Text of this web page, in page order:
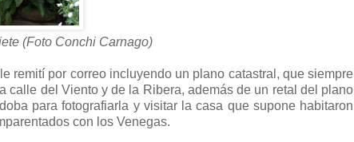
(Foto Conchi Carnago)
remití por correo incluyendo un plano catastral, que siempre
calle del Viento y de la Ribera, además de un retal del plano
para fotografiarla y visitar la casa que supone habitaron
con los Venegas.